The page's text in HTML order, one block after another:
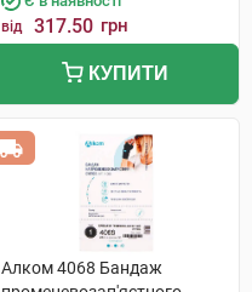
від 317.50 грн
КУПИТИ
Алком 4068 Бандаж